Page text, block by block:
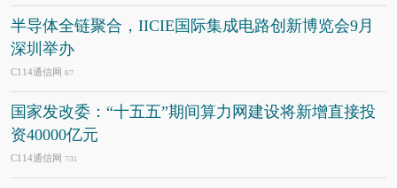
半导体全链聚合，IICIE国际集成电路创新博览会9月
深圳举办
C114通信网 8/7
国家发改委：“十五五”期间算力网建设将新增直接投
资40000亿元
C114通信网 7/31